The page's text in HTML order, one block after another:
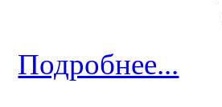
Подробнее...